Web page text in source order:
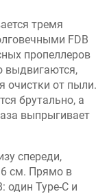
тремя
FDB
пропеллеров
выдвигаются,
очистки от пыли.
брутально, а
выпрыгивает
спереди,
см. Прямо в
один Type-C и